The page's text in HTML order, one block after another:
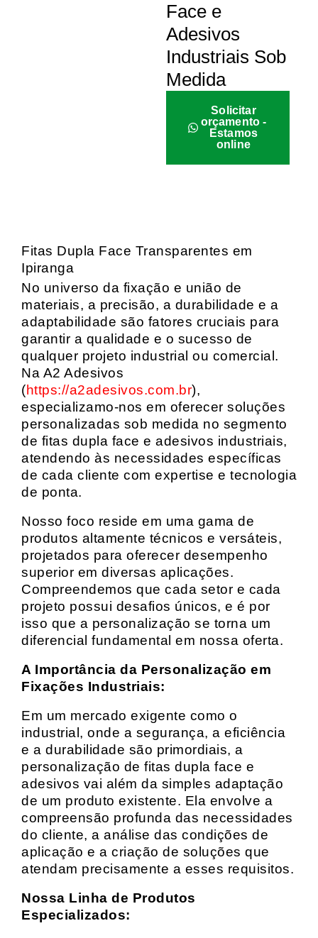
Face e
Adesivos
Industriais Sob
Medida
Solicitar
orçamento -
Estamos
online
Fitas Dupla Face Transparentes em
Ipiranga
No universo da fixação e união de
materiais, a precisão, a durabilidade e a
adaptabilidade são fatores cruciais para
garantir a qualidade e o sucesso de
qualquer projeto industrial ou comercial.
Na A2 Adesivos
(https://a2adesivos.com.br),
especializamo-nos em oferecer soluções
personalizadas sob medida no segmento
de fitas dupla face e adesivos industriais,
atendendo às necessidades específicas
de cada cliente com expertise e tecnologia
de ponta.
Nosso foco reside em uma gama de
produtos altamente técnicos e versáteis,
projetados para oferecer desempenho
superior em diversas aplicações.
Compreendemos que cada setor e cada
projeto possui desafios únicos, e é por
isso que a personalização se torna um
diferencial fundamental em nossa oferta.
A Importância da Personalização em
Fixações Industriais:
Em um mercado exigente como o
industrial, onde a segurança, a eficiência
e a durabilidade são primordiais, a
personalização de fitas dupla face e
adesivos vai além da simples adaptação
de um produto existente. Ela envolve a
compreensão profunda das necessidades
do cliente, a análise das condições de
aplicação e a criação de soluções que
atendam precisamente a esses requisitos.
Nossa Linha de Produtos
Especializados: